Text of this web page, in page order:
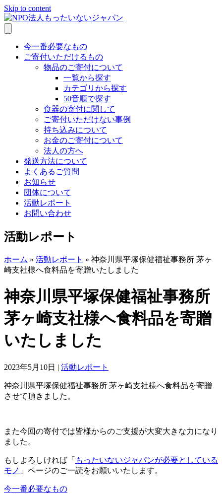
Skip to content
今一番必要なもの
ご寄付いただけるもの
物品のご寄付について
一覧から探す
カテゴリから探す
50音順で探す
食器の寄付に関して
ご寄付いただけない事例
持ち込みについて
お金のご寄付について
法人の方へ
発送方法について
よくあるご質問
お知らせ
団体について
活動レポート
お問い合わせ
活動レポート
ホーム » 活動レポート » 神奈川県平塚保健福祉事務所 茅ヶ
崎支社様へ食料品を寄贈いたしました
神奈川県平塚保健福祉事務所
茅ヶ崎支社様へ食料品を寄贈
いたしました
2023年5月10日 | 活動レポート
神奈川県平塚保健福祉事務所 茅ヶ崎支社様へ食料品を寄贈
させて頂きました。
また今回の寄付では皆様からのご支援が大変大きな力になり
ました。
もしよろしければ「 もったいないジャパンが必要としている
モノ 」ページのご一読をお願いいたします。
今一番必要なもの